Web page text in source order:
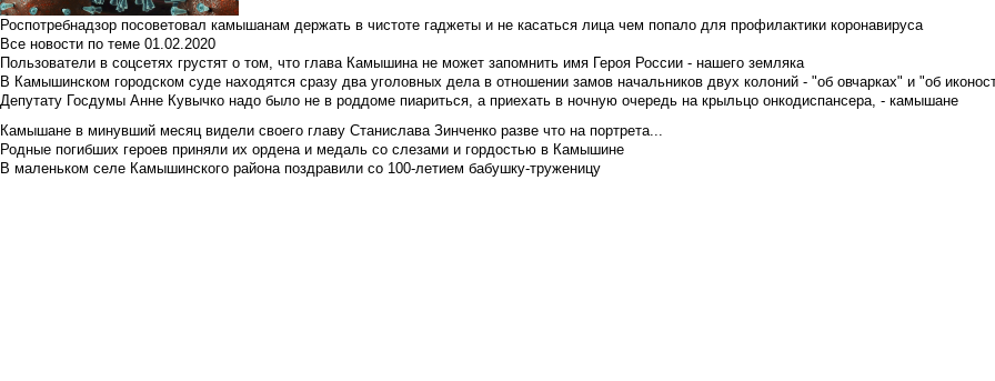
Роспотребнадзор посоветовал камышанам держать в чистоте гаджеты и не касаться лица чем попало для профилактики коронавируса
Все новости по теме 01.02.2020
Пользователи в соцсетях грустят о том, что глава Камышина не может запомнить имя Героя России - нашего земляка
В Камышинском городском суде находятся сразу два уголовных дела в отношении замов начальников двух колоний - "об овчарках" и "об
Депутату Госдумы Анне Кувычко надо было не в роддоме пиариться, а приехать в ночную очередь на крыльцо онкодиспансера, - камышане
Камышане в минувший месяц видели своего главу Станислава Зинченко разве что на портрета...
Родные погибших героев приняли их ордена и медаль со слезами и гордостью в Камышине
В маленьком селе Камышинского района поздравили со 100-летием бабушку-труженицу